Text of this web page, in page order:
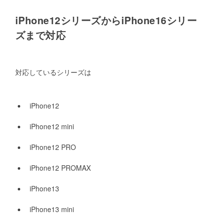
iPhone12シリーズからiPhone16シリー
ズまで対応
対応しているシリーズは
iPhone12
iPhone12 mini
iPhone12 PRO
iPhone12 PROMAX
iPhone13
iPhone13 mini